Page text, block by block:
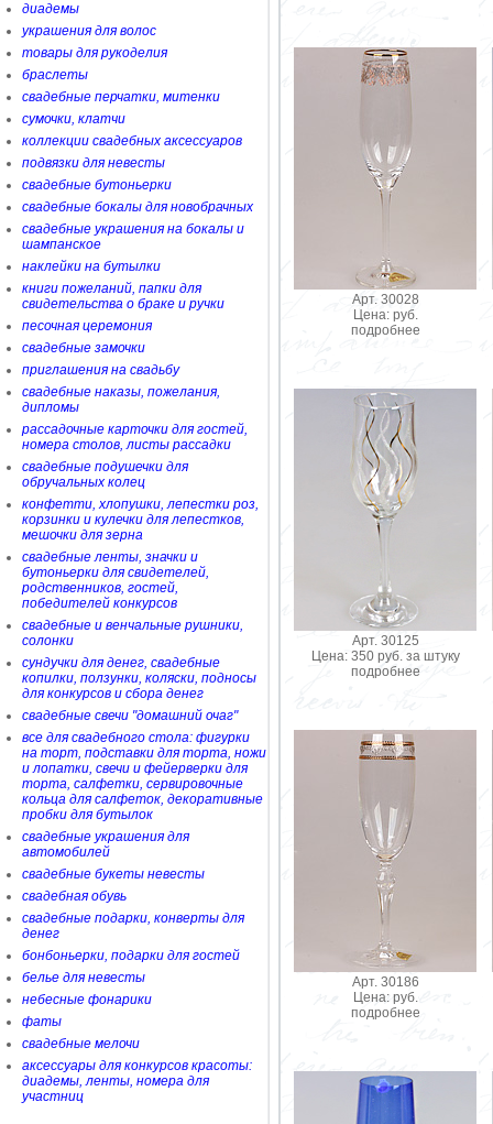
диадемы
украшения для волос
товары для рукоделия
браслеты
свадебные перчатки, митенки
сумочки, клатчи
коллекции свадебных аксессуаров
подвязки для невесты
свадебные бутоньерки
свадебные бокалы для новобрачных
свадебные украшения на бокалы и
шампанское
наклейки на бутылки
книги пожеланий, папки для
свидетельства о браке и ручки
песочная церемония
свадебные замочки
приглашения на свадьбу
свадебные наказы, пожелания,
дипломы
рассадочные карточки для гостей,
номера столов, листы рассадки
свадебные подушечки для
обручальных колец
конфетти, хлопушки, лепестки роз,
корзинки и кулечки для лепестков,
мешочки для зерна
свадебные ленты, значки и
бутоньерки для свидетелей,
родственников, гостей,
победителей конкурсов
свадебные и венчальные рушники,
солонки
сундучки для денег, свадебные
копилки, ползунки, коляски, подносы
для конкурсов и сбора денег
свадебные свечи "домашний очаг"
все для свадебного стола: фигурки
на торт, подставки для торта, ножи
и лопатки, свечи и фейерверки для
торта, салфетки, сервировочные
кольца для салфеток, декоративные
пробки для бутылок
свадебные украшения для
автомобилей
свадебные букеты невесты
свадебная обувь
свадебные подарки, конверты для
денег
бонбоньерки, подарки для гостей
белье для невесты
небесные фонарики
фаты
свадебные мелочи
аксессуары для конкурсов красоты:
диадемы, ленты, номера для
участниц
Арт. 30028
Цена: руб.
подробнее
Арт. 30125
Цена: 350 руб. за штуку
подробнее
Арт. 30186
Цена: руб.
подробнее